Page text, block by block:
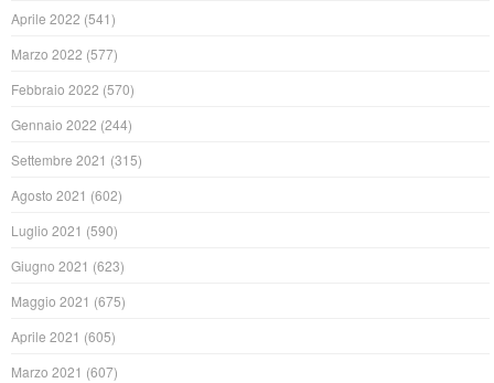
Aprile 2022 (541)
Marzo 2022 (577)
Febbraio 2022 (570)
Gennaio 2022 (244)
Settembre 2021 (315)
Agosto 2021 (602)
Luglio 2021 (590)
Giugno 2021 (623)
Maggio 2021 (675)
Aprile 2021 (605)
Marzo 2021 (607)